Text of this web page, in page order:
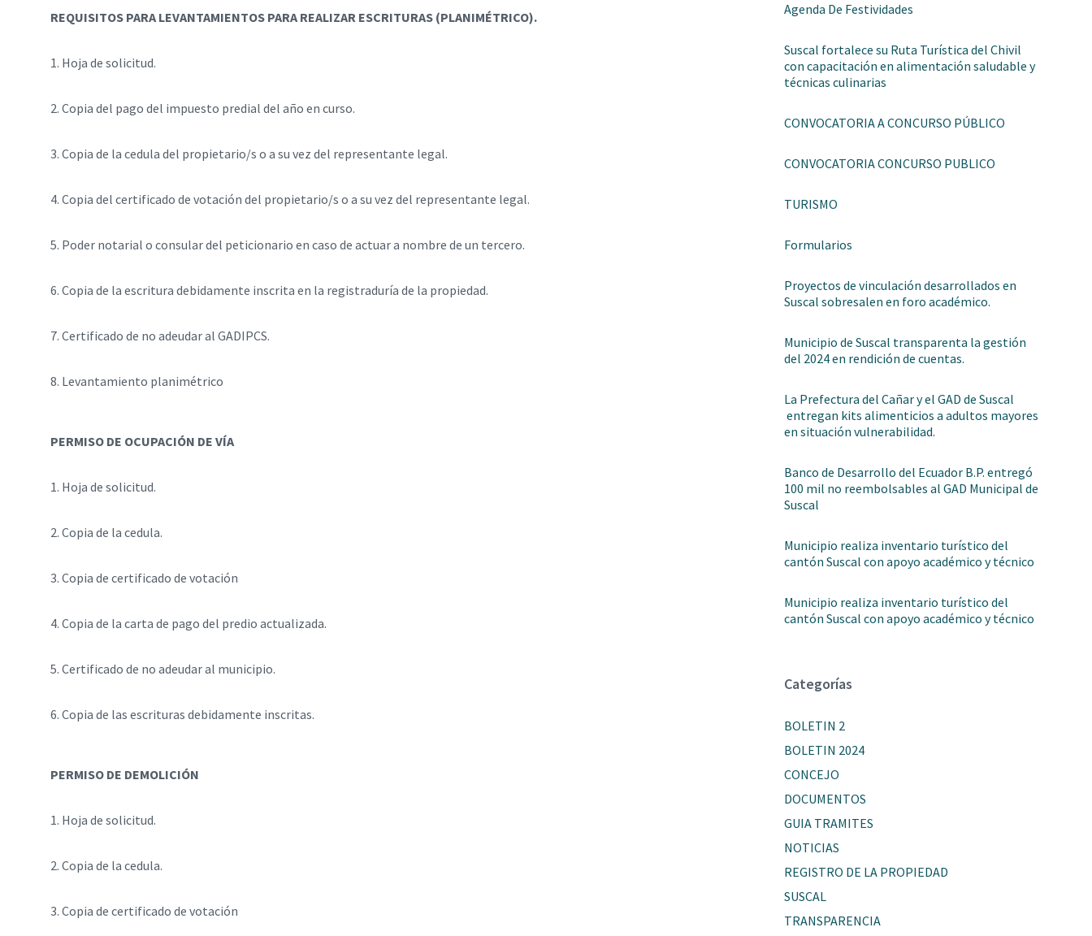
REQUISITOS PARA LEVANTAMIENTOS PARA REALIZAR ESCRITURAS (PLANIMÉTRICO).
1. Hoja de solicitud.
2. Copia del pago del impuesto predial del año en curso.
3. Copia de la cedula del propietario/s o a su vez del representante legal.
4. Copia del certificado de votación del propietario/s o a su vez del representante legal.
5. Poder notarial o consular del peticionario en caso de actuar a nombre de un tercero.
6. Copia de la escritura debidamente inscrita en la registraduría de la propiedad.
7. Certificado de no adeudar al GADIPCS.
8. Levantamiento planimétrico
PERMISO DE OCUPACIÓN DE VÍA
1. Hoja de solicitud.
2. Copia de la cedula.
3. Copia de certificado de votación
4. Copia de la carta de pago del predio actualizada.
5. Certificado de no adeudar al municipio.
6. Copia de las escrituras debidamente inscritas.
PERMISO DE DEMOLICIÓN
1. Hoja de solicitud.
2. Copia de la cedula.
3. Copia de certificado de votación
Agenda De Festividades
Suscal fortalece su Ruta Turística del Chivil
con capacitación en alimentación saludable y
técnicas culinarias
CONVOCATORIA A CONCURSO PÚBLICO
CONVOCATORIA CONCURSO PUBLICO
TURISMO
Formularios
Proyectos de vinculación desarrollados en
Suscal sobresalen en foro académico.
Municipio de Suscal transparenta la gestión
del 2024 en rendición de cuentas.
La Prefectura del Cañar y el GAD de Suscal
entregan kits alimenticios a adultos mayores
en situación vulnerabilidad.
Banco de Desarrollo del Ecuador B.P. entregó
100 mil no reembolsables al GAD Municipal de
Suscal
Municipio realiza inventario turístico del
cantón Suscal con apoyo académico y técnico
Municipio realiza inventario turístico del
cantón Suscal con apoyo académico y técnico
Categorías
BOLETIN 2
BOLETIN 2024
CONCEJO
DOCUMENTOS
GUIA TRAMITES
NOTICIAS
REGISTRO DE LA PROPIEDAD
SUSCAL
TRANSPARENCIA